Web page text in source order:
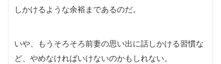
しかけるような余裕まであるのだ。
いや、もうそろそろ前妻の思い出に話しかける習慣な
ど、やめなければいけないのかもしれない。